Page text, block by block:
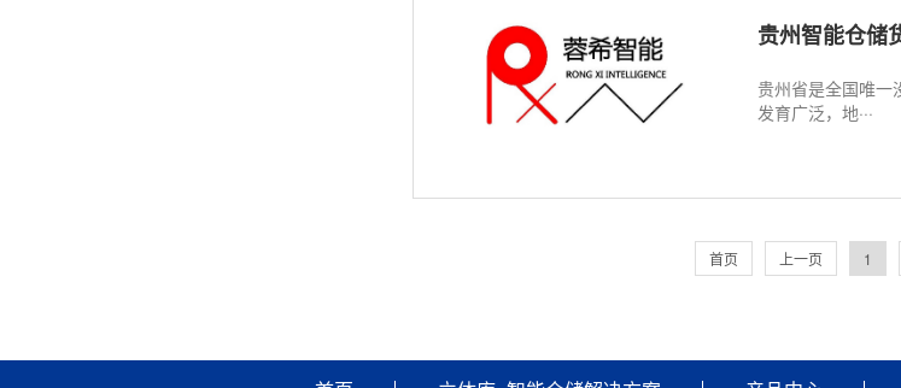
贵州智能仓储
贵州省是全国唯一
发育广泛，地···
首页 上一页 1